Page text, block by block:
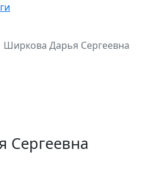
Ширкова Дарья Сергеевна
Сергеевна